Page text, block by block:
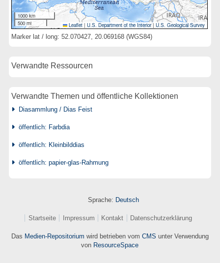
1000 km
500 mi
Leaflet | U.S. Department of the Interior|U.S. Geological Survey
Marker lat / long: 52.070427, 20.069168 (WGS84)
Verwandte Ressourcen
Verwandte Themen und öffentliche Kollektionen
Diasammlung / Dias Feist
öffentlich: Farbdia
öffentlich: Kleinbilddias
öffentlich: papier-glas-Rahmung
Sprache: Deutsch
Startseite Impressum Kontakt Datenschutzerklärung
Das Medien-Repositorium wird betrieben vom CMS unter Verwendung
von ResourceSpace